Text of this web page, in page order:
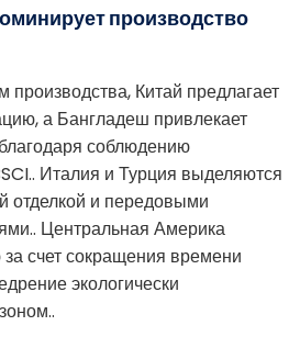
производство
производства, Китай предлагает
а Бангладеш привлекает
соблюдению
Италия и Турция выделяются
отделкой и передовыми
Центральная Америка
счет сокращения времени
экологически